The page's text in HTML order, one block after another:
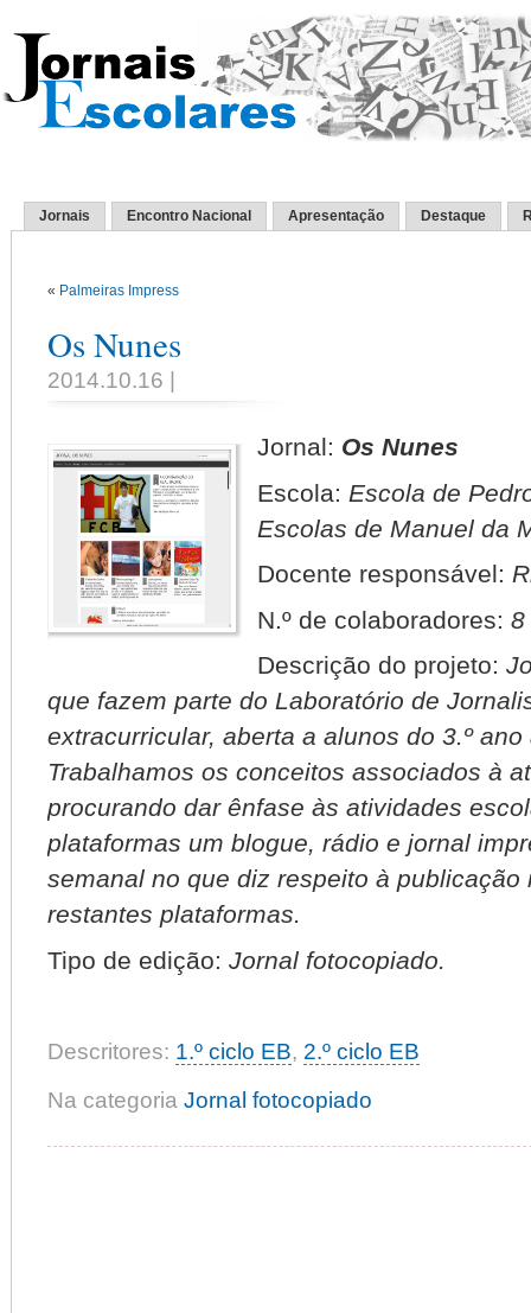
Jornais Encontro Nacional Apresentação Destaque
« Palmeiras Impress
Os Nunes
2014.10.16 |
Jornal: Os Nunes
Escola: Escola de
Escolas de Manuel da
Docente responsável:
N.º de colaboradores:8
Descrição do projeto:
que fazem parte do Laboratório de
extracurricular, aberta a alunos do 3.º ano
Trabalhamos os conceitos associados à
procurando dar ênfase às atividades
plataformas um blogue, rádio e jornal
semanal no que diz respeito à
restantes plataformas.
Tipo de edição: Jornal fotocopiado.
Descritores: 1.º ciclo EB, 2.º ciclo EB
Na categoria Jornal fotocopiado